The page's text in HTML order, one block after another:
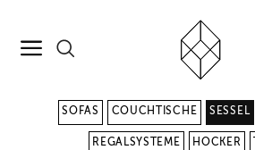
SOFAS COUCHTISCHE SESSEL
REGALSYSTEME HOCKER